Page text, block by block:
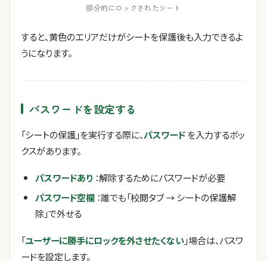
部分的にロックされたシート
すると、黄色のエリアだけがシートを保護後も入力できるよ
うになります。
パスワードを設定する
「シートの保護」を実行する際に、パスワードを入力するボッ
クスがあります。
パスワードあり ：解除するためにパスワードが必要
パスワード空欄 ：誰でも「校閲タブ → シートの保護解
除」で外せる
「ユーザーに勝手にロックを外させたくない」場合は、パスワ
ードを設定します。